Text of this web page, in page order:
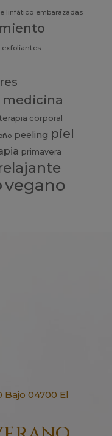
linfático embarazadas
exfoliantes
medicina
corporal
peeling piel
primavera
vegano
Bajo 04700 El